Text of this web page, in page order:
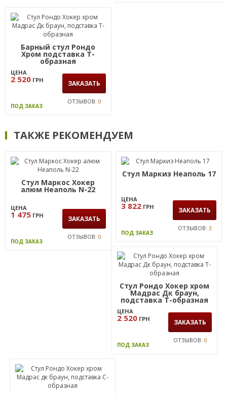
Барный стул Рондо
Хром подставка Т-
образная
ЦЕНА
2 520 ГРН ЗАКАЗАТЬ
ПОД ЗАКАЗ
ОТЗЫВОВ: 0
ТАКЖЕ РЕКОМЕНДУЕМ
Стул Маркос Хокер
алюм Неаполь N-22
ЦЕНА
1 475 ГРН ЗАКАЗАТЬ
ПОД ЗАКАЗ
ОТЗЫВОВ: 0
Стул Маркиз Неаполь 17
ЦЕНА
3 822 ГРН ЗАКАЗАТЬ
ПОД ЗАКАЗ
ОТЗЫВОВ: 3
Стул Рондо Хокер хром
Мадрас Дк браун,
подставка Т-образная
ЦЕНА
2 520 ГРН ЗАКАЗАТЬ
ПОД ЗАКАЗ
ОТЗЫВОВ:0